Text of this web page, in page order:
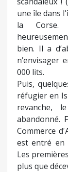
une île dans
la Corse.
bien. Il a
n’envisager
000 lits.
Puis,
réfugier en
revanche,
abandonné.
Commerce
est entré en
Les
plus que